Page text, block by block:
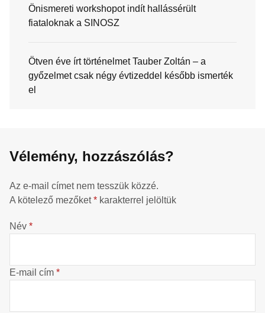
Önismereti workshopot indít hallássérült
fiataloknak a SINOSZ
Ötven éve írt történelmet Tauber Zoltán – a
győzelmet csak négy évtizeddel később ismerték
el
Vélemény, hozzászólás?
Az e-mail címet nem tesszük közzé.
A kötelező mezőket* karakterrel jelöltük
Név *
E-mail cím *